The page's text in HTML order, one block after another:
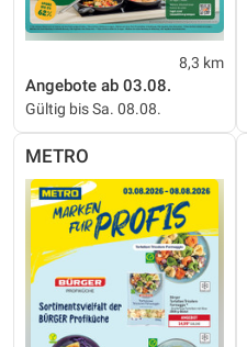
8,3 km
Angebote ab 03.08.
Gültig bis Sa. 08.08.
METRO